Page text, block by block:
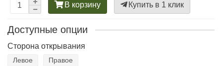
В корзину Купить в 1 клик
Доступные опции
Сторона открывания
Левое Правое